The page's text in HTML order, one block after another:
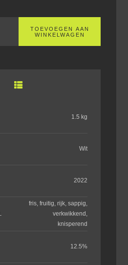
TOEVOEGEN AAN
WINKELWAGEN
1.5 kg
Wit
2022
fris, fruitig, rijk, sappig,
verkwikkend,
knisperend
12.5%